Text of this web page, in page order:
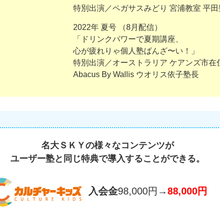
特別出演／ペガサスみどり 宮浦教室 平
2022年 夏号 （8月配信）
「ドリンクパワーで夏期講座、
心が疲れりゃ個人塾ばんざ〜い！」
特別出演／オーストラリア ケアンズ市在
Abacus By Wallis ウオリス依子塾長
名大ＳＫＹの様々なコンテンツが
ユーザー塾と同じ特典で導入することができる。
入会金98,000円→88,000円